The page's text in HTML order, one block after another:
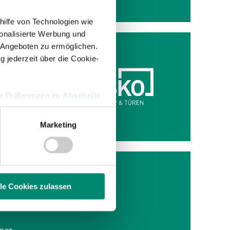
von Technologien wie
Werbung und
zu ermöglichen.
jederzeit über die Cookie-
Präferenzen im Abschnitt
anbieten zu können
Verwendung unserer
Marketing
Cookies zulassen
einem